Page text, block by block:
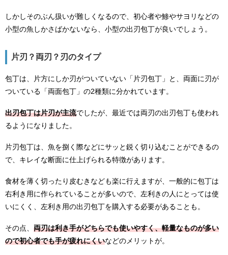
しかしそのぶん扱いが難しくなるので、初心者や鯵やサヨリなどの
小型の魚しかさばかないなら、小型の出刃包丁が良いでしょう。
片刃？両刃？刃のタイプ
包丁は、片方にしか刃がついていない「片刃包丁」と、両面に刃が
ついている「両面包丁」の2種類に分かれています。
出刃包丁は片刃が主流でしたが、最近では両刃の出刃包丁も使われ
るようになりました。
片刃包丁は、魚を捌く際などにサッと鋭く切り込むことができるの
で、キレイな断面に仕上げられる特徴があります。
食材を薄く切ったり皮むきなども楽に行えますが、一般的に包丁は
右利き用に作られていることが多いので、左利きの人にとっては使
いにくく、左利き用の出刃包丁を購入する必要があることも。
その点、 両刃は利き手がどちらでも使いやすく、軽量なものが多い
ので初心者でも手が疲れにくいなどのメリットが。